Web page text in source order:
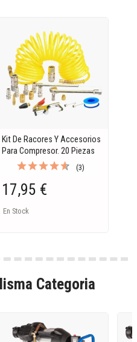
Kit De Racores Y Accesorios
Para Compresor. 20 Piezas
(3)
17,95 €
En Stock
Categoria